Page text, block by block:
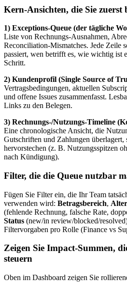
Kern‑Ansichten, die Sie zuerst
1) Exceptions‑Queue (der tägliche
Liste von Rechnungs‑Ausnahmen,
Reconciliation‑Mismatches. Jede Zeile
passiert, wen betrifft es, wie wichtig ist
Schritt.
2) Kundenprofil (Single Source of
Vertragsbedingungen, aktuellen
und offene Issues zusammenfasst.
Links zu den Belegen.
3) Rechnungs‑/Nutzungs‑Timeline
Eine chronologische Ansicht, die
Gutschriften und Zahlungen überlagert,
hervorstechen (z. B. Nutzungsspitzen
nach Kündigung).
Filter, die die Queue nutzbar
Fügen Sie Filter ein, die Ihr Team
verwenden wird: Betragsbereich, Alter
(fehlende Rechnung, falsche Rate,
Status (new/in review/blocked/
Filtervorgaben pro Rolle (Finance vs
Zeigen Sie Impact‑Summen,
steuern
Oben im Dashboard zeigen Sie